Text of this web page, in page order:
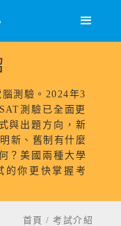
測驗。2024年3
測驗已全面更
與出題方向，新
新、舊制有什麼
？美國兩種大學
的你更快掌握考
首頁 / 考試介紹